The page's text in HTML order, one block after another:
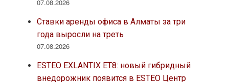
07.08.2026
Ставки аренды офиса в Алматы за три
года выросли на треть
07.08.2026
ESTEO EXLANTIX ET8: новый гибридный
внедорожник появится в ESTEO Центр